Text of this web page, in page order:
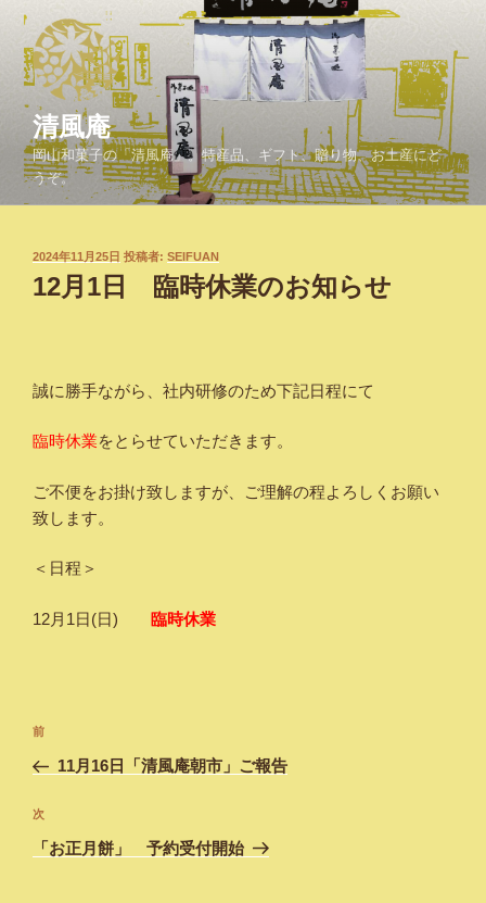
清風庵
岡山和菓子の「清風庵」。特産品、ギフト、贈り物、お土産にど
うぞ。
投
稿
日:
2024年11月25日 投稿者: SEIFUAN
12月1日 臨時休業のお知らせ
誠に勝手ながら、社内研修のため下記日程にて
臨時休業をとらせていただきます。
ご不便をお掛け致しますが、ご理解の程よろしくお願い
致します。
＜日程＞
12月1日(日) 臨時休業
投
ナ
ビ
ゲ
過
去
投
稿
前
11月16日「清風庵朝市」ご報告
次
の
次
「お正月餅」 予約受付開始